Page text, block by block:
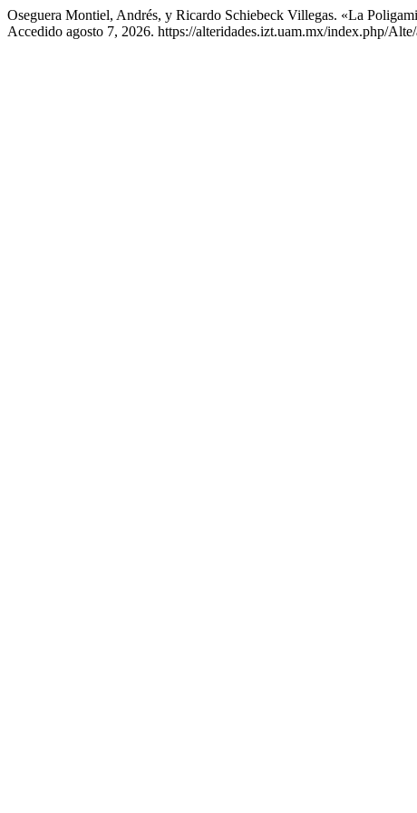
Oseguera Montiel, Andrés, y Ricardo Schiebeck Villegas. «La
Accedido agosto 7, 2026. https://alteridades.izt.uam.mx/index.php/